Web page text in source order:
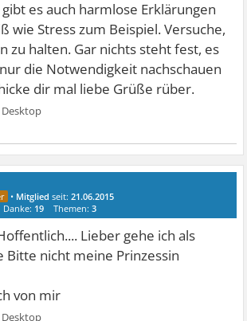
es auch harmlose Erklärungen
wie Stress zum Beispiel. Versuche,
zu halten. Gar nichts steht fest, es
die Notwendigkeit nachschauen
dir mal liebe Grüße rüber.
• Mitglied seit:21.06.2015
Danke: 19 Themen:3
Lieber gehe ich als
Bitte nicht meine Prinzessin
von mir